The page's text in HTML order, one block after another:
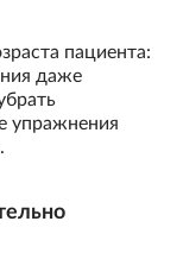
пациента:
даже
упражнения